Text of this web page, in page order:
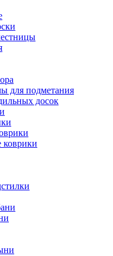
для подметания
досок